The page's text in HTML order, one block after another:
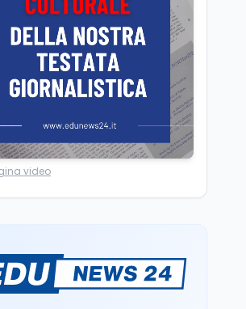
miliardi, in Italia pesa il
Lavoro 7 ago
Fondo perduto: cosa
significa davvero?
Cultura7 ago
Franca Ghitti a Santa
Passaggio
generazionale hotel: la
video